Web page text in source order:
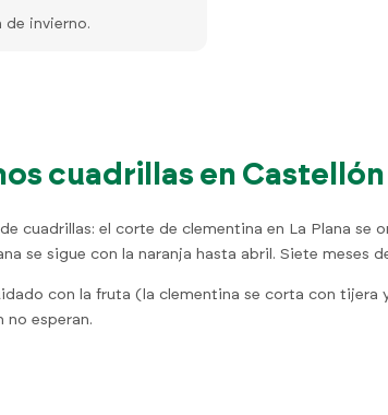
de invierno.
cuadrillas en Castellón
cuadrillas: el corte de clementina en La Plana se
se sigue con la naranja hasta abril. Siete meses
con la fruta (la clementina se corta con tijera
no esperan.